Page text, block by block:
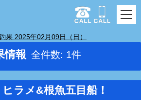
果 2025年02月09日（日）
情報 全件数: 1件
ヒラメ&根魚五目船！